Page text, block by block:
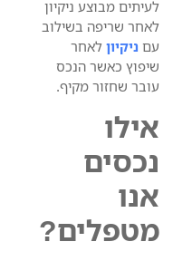
לעיתים מבוצע ניקיון
לאחר שריפה בשילוב
עם ניקיון לאחר
שיפוץ כאשר הנכס
עובר שחזור מקיף.
אילו
נכסים
אנו
מטפלים?